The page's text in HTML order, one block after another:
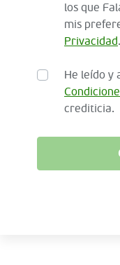
los que
mis
Privacidad.
He leído y
crediticia.